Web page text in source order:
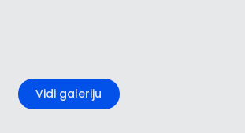
Vidi galeriju